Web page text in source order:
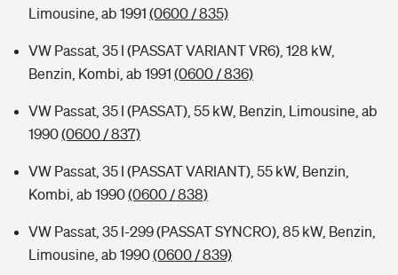
Limousine, ab 1991 (0600 / 835)
VW Passat, 35 I (PASSAT VARIANT VR6), 128 kW,
Benzin, Kombi, ab 1991 (0600 / 836)
VW Passat, 35 I (PASSAT), 55 kW, Benzin, Limousine, ab
1990(0600 / 837)
VW Passat, 35 I (PASSAT VARIANT), 55 kW, Benzin,
Kombi, ab 1990(0600 / 838)
VW Passat, 35 I-299 (PASSAT SYNCRO), 85 kW, Benzin,
Limousine, ab 1990(0600 / 839)